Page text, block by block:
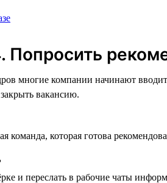
Попросить
многие компании начинают
вакансию.
команда, которая готова
и переслать в рабочие чаты